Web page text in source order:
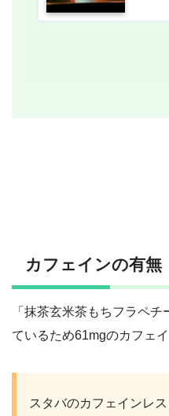
カフェインの有無
「抹茶玄米茶もちフラペ
ているため61mgのカフェ
スタバのカフェインレ